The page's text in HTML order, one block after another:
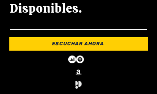
Disponibles.
ESCUCHAR AHORA